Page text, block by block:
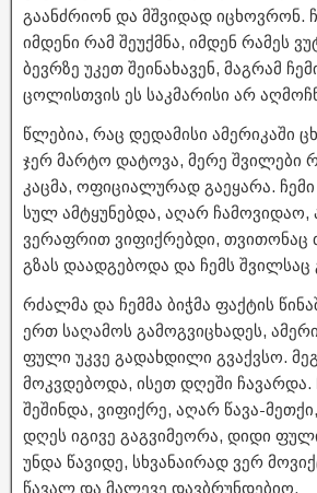
გაანძრიონ და მშვიდად იცხოვრონ.
იმდენი რამ შეუქმნა, იმდენ რამეს
ბევრზე უკეთ შეინახავენ, მაგრამ
ცოლისთვის ეს საკმარისი არ
წლებია, რაც დედამისი ამერიკაში
ჯერ მარტო დატოვა, მერე შვილები
კაცმა, ოფიციალურად გაეყარა.
სულ ამტყუნებდა, აღარ ჩამოვიდაო,
ვერაფრით ვიფიქრებდი, თვითონაც
გზას დაადგებოდა და ჩემს
რძალმა და ჩემმა ბიჭმა ფაქტის
ერთ საღამოს გამოგვიცხადეს,
ფული უკვე გადახდილი გვაქვსო.
მოკვდებოდა, ისეთ დღეში ჩავარდა.
შეშინდა, ვიფიქრე, აღარ წავა-
დღეს იგივე გაგვიმეორა, დიდი
უნდა წავიდე, სხვანაირად ვერ
წავალ და მალევე დავბრუნდებიო.